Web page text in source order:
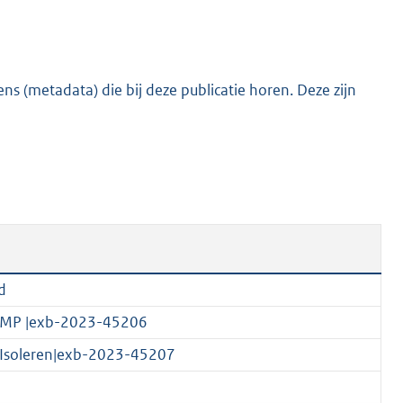
(metadata) die bij deze publicatie horen. Deze zijn
|exb-2023-45206
2023-45207